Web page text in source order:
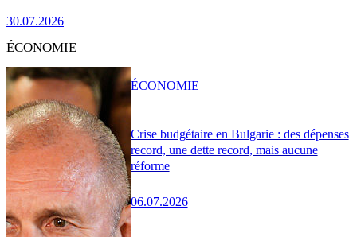
30.07.2026
ÉCONOMIE
Crise budgétaire en Bulgarie : des dépenses
record, une dette record, mais aucune
réforme
06.07.2026
ÉCONOMIE